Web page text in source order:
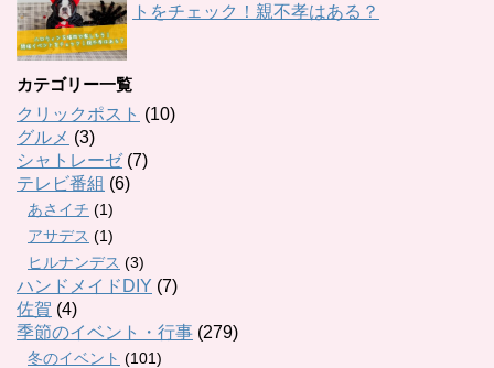
トをチェック！親不孝はある？
カテゴリー一覧
クリックポスト (10)
グルメ (3)
シャトレーゼ(7)
テレビ番組 (6)
あさイチ (1)
アサデス (1)
ヒルナンデス (3)
ハンドメイドDIY (7)
佐賀 (4)
季節のイベント・行事 (279)
冬のイベント (101)